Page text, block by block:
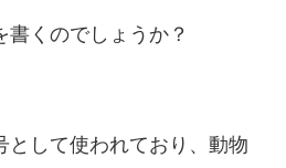
くのでしょうか？
として使われており、動物